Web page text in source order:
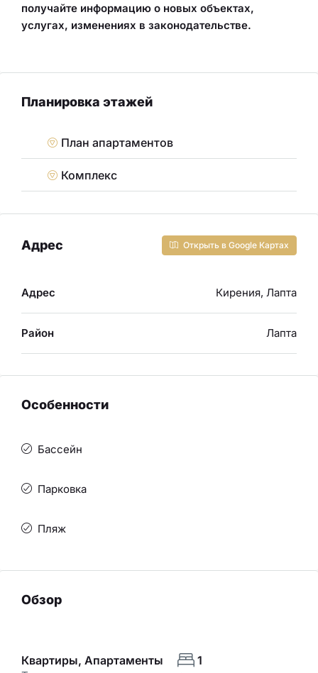
получайте информацию о новых объектах,
услугах, изменениях в законодательстве.
Планировка этажей
План апартаментов
Комплекс
Адрес Открыть в Google Картах
Адрес Кирения, Лапта
Район Лапта
Особенности
Бассейн
Парковка
Пляж
Обзор
Квартиры, Апартаменты 1